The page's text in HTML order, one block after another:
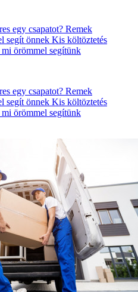
egy csapatot? Remek
segít önnek Kis költöztetés
örömmel segítünk
egy csapatot? Remek
segít önnek Kis költöztetés
örömmel segítünk